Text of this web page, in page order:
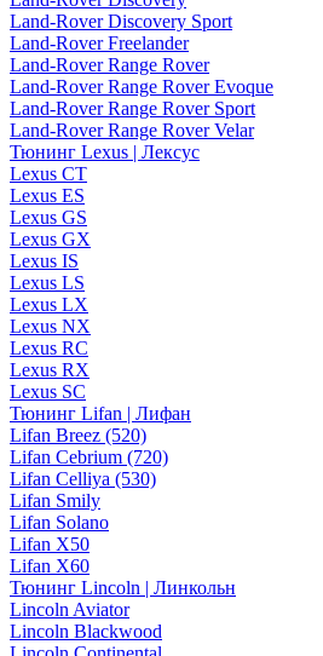
Land-Rover Discovery Sport
Land-Rover Freelander
Land-Rover Range Rover
Land-Rover Range Rover Evoque
Land-Rover Range Rover Sport
Land-Rover Range Rover Velar
Тюнинг Lexus | Лексус
Lexus CT
Lexus ES
Lexus GS
Lexus GX
Lexus IS
Lexus LS
Lexus LX
Lexus NX
Lexus RC
Lexus RX
Lexus SC
Тюнинг Lifan | Лифан
Lifan Breez (520)
Lifan Cebrium (720)
Lifan Celliya (530)
Lifan Smily
Lifan Solano
Lifan X50
Lifan X60
Тюнинг Lincoln | Линкольн
Lincoln Aviator
Lincoln Blackwood